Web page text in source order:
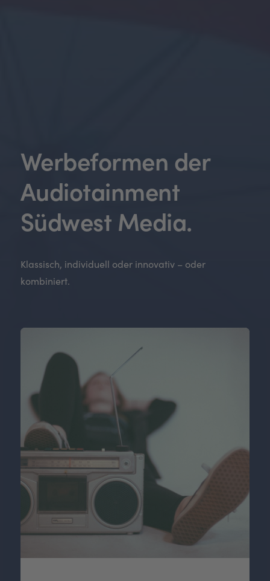
Werbeformen der
Audiotainment
Südwest Media.
Klassisch, individuell oder innovativ – oder
kombiniert.